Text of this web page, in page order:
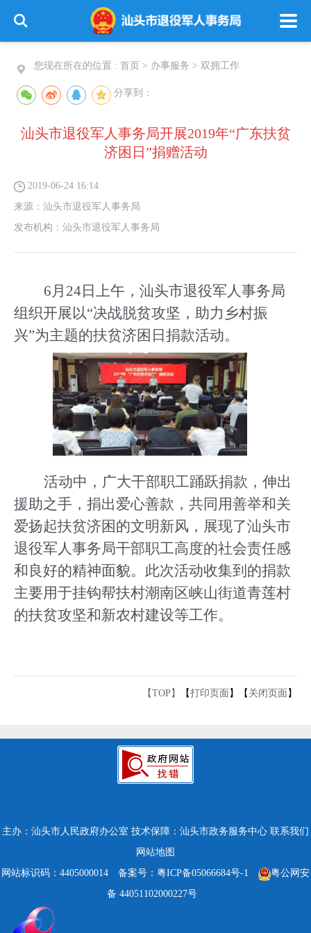
您现在所在的位置 : 首页 > 办事服务 > 双拥工作
分享到：
汕头市退役军人事务局开展2019年“广东扶贫
济困日”捐赠活动
2019-06-24 16:14
来源： 汕头市退役军人事务局
发布机构： 汕头市退役军人事务局
6月 24日 上午，汕头市退役军人事务局
组织开展以“决战脱贫攻坚，助力乡村振
兴”为主题的扶贫济困日捐款活动。
活动中，广大干部职工踊跃捐款，伸出
援助之手，捐出爱心善款，共同用善举和关
爱扬起扶贫济困的文明新风，展现了汕头市
退役军人事务局干部职工高度的社会责任感
和良好的精神面貌。此次活动收集到的捐款
主要用于挂钩帮扶村潮南区峡山街道青莲村
的扶贫攻坚和新农村建设等工作。
【TOP】 【打印页面 】【 关闭页面 】
主办：汕头市人民政府办公室 技术保障：汕头市政务服务中心 联系我们
网站地图
网站标识码：4405000014
备案号：粤ICP备05066684号-1
粤公网安
备 44051102000227号